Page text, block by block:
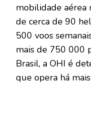
mobilidade aérea
de cerca de 90
500 voos
mais de 750 000
Brasil, a OHI é
que opera há